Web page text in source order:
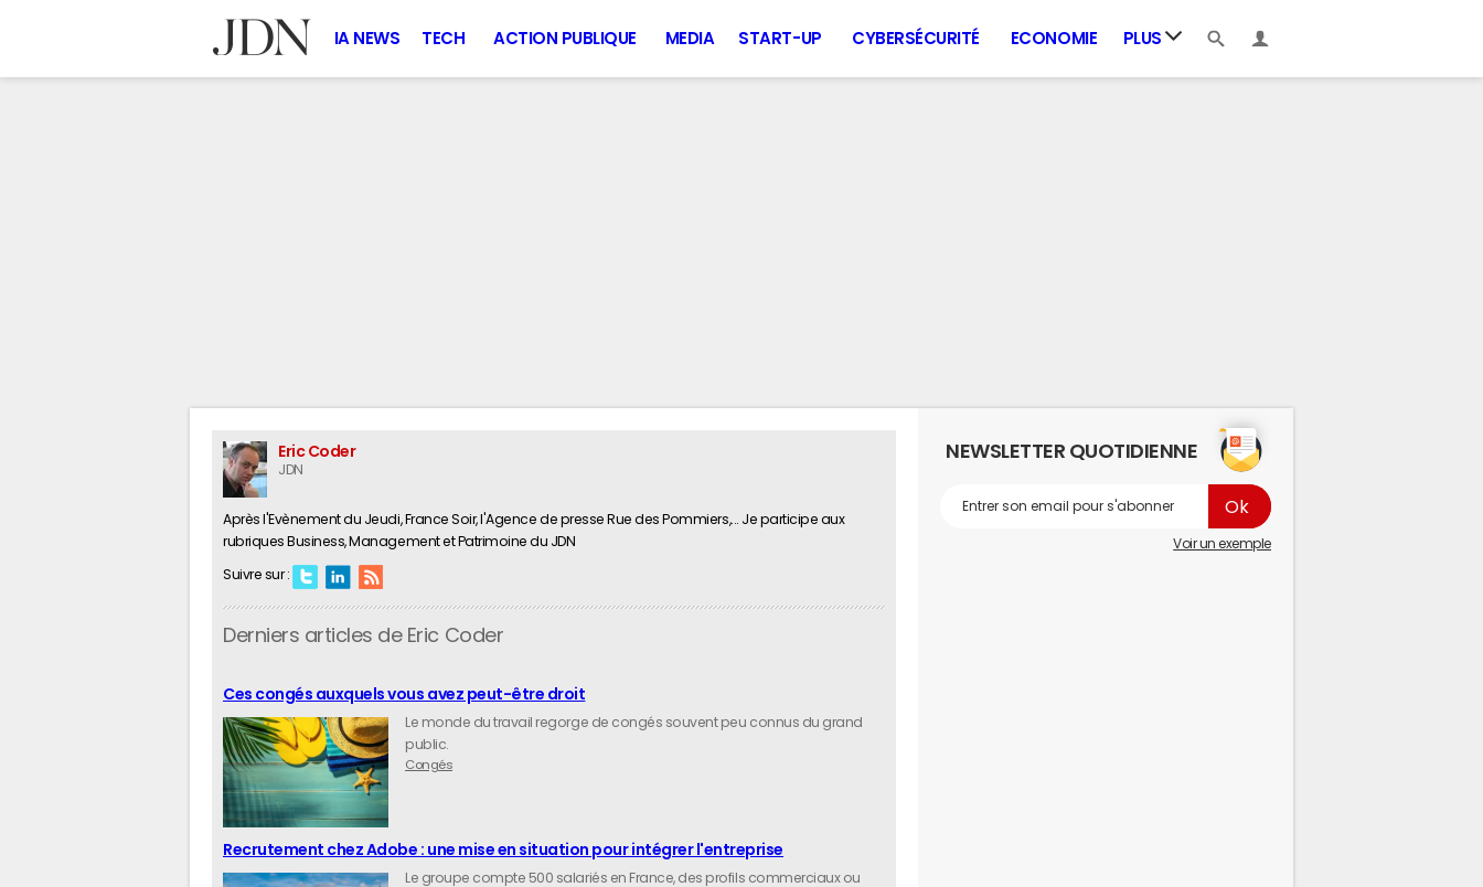
IA NEWS TECH ACTION PUBLIQUE MEDIA START-UP CYBERSÉCURITÉ ECONOMIE PLUS
Eric Coder
JDN
Après l'Evènement du Jeudi, France Soir, l'Agence de presse Rue des Pommiers,... Je participe aux
rubriques Business, Management et Patrimoine du JDN
Suivre sur :
Derniers articles de Eric Coder
Ces congés auxquels vous avez peut-être droit
Le monde du travail regorge de congés souvent peu connus du grand
public.
Congés
Recrutement chez Adobe : une mise en situation pour intégrer l'entreprise
Le groupe compte 500 salariés en France, des profils commerciaux ou
NEWSLETTER QUOTIDIENNE
Voir un exemple